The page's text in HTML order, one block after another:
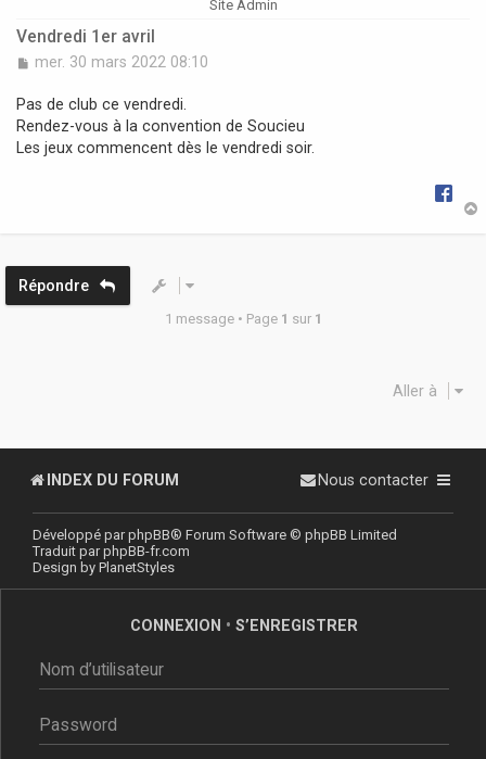
Site Admin
Vendredi 1er avril
M
s
a
g
mer. 30 mars 2022 08:10
Pas de club ce vendredi.
Rendez-vous à la convention de Soucieu
Les jeux commencent dès le vendredi soir.
Répondre
1 message • Page 1 sur 1
Aller à
INDEX DU FORUM Nous contacter
Développé parphpBB® Forum Software © phpBB Limited
Traduit parphpBB-fr.com
Design by PlanetStyles
CONNEXION • S’ENREGISTRER